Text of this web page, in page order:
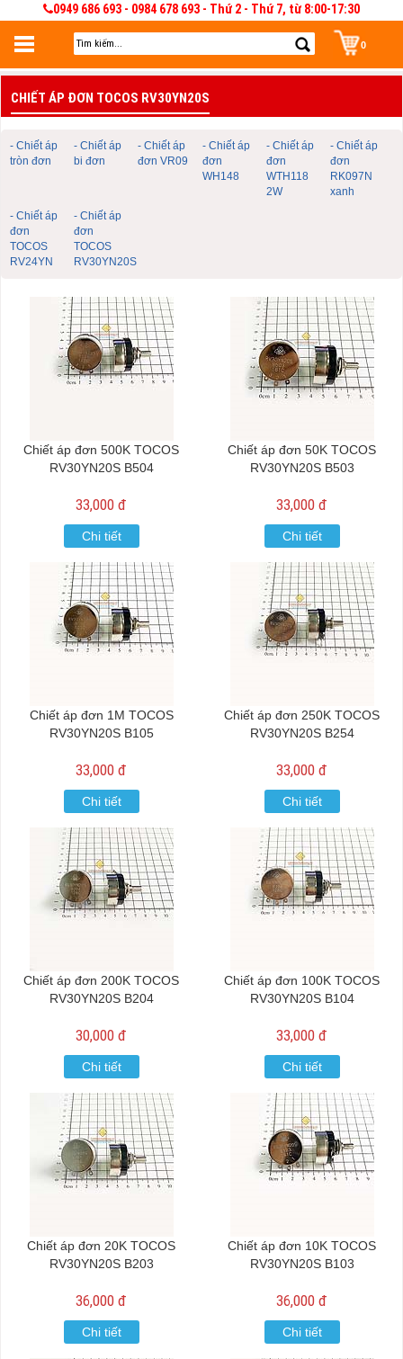
0949 686 693 - 0984 678 693 - Thứ 2 - Thứ 7, từ 8:00-17:30
0
Đăng nhập
Đăng nhập để lưu giỏ hàng 30 ngày. Có thể sửa và quản lý giỏ hàng và đơn
hàng
CHIẾT ÁP ĐƠN TOCOS RV30YN20S
- Chiết áp
tròn đơn
- Chiết áp
bi đơn
- Chiết áp
đơn VR09
- Chiết áp
đơn
WH148
- Chiết áp
đơn
WTH118
2W
- Chiết áp
đơn
RK097N
xanh
- Chiết áp
đơn
TOCOS
RV24YN
- Chiết áp
đơn
TOCOS
RV30YN20S
Chiết áp đơn 500K TOCOS
RV30YN20S B504
33,000 đ
Chi tiết
Chiết áp đơn 50K TOCOS
RV30YN20S B503
33,000 đ
Chi tiết
Chiết áp đơn 1M TOCOS
RV30YN20S B105
33,000 đ
Chi tiết
Chiết áp đơn 250K TOCOS
RV30YN20S B254
33,000 đ
Chi tiết
Chiết áp đơn 200K TOCOS
RV30YN20S B204
30,000 đ
Chi tiết
Chiết áp đơn 100K TOCOS
RV30YN20S B104
33,000 đ
Chi tiết
Chiết áp đơn 20K TOCOS
RV30YN20S B203
36,000 đ
Chi tiết
Chiết áp đơn 10K TOCOS
RV30YN20S B103
36,000 đ
Chi tiết